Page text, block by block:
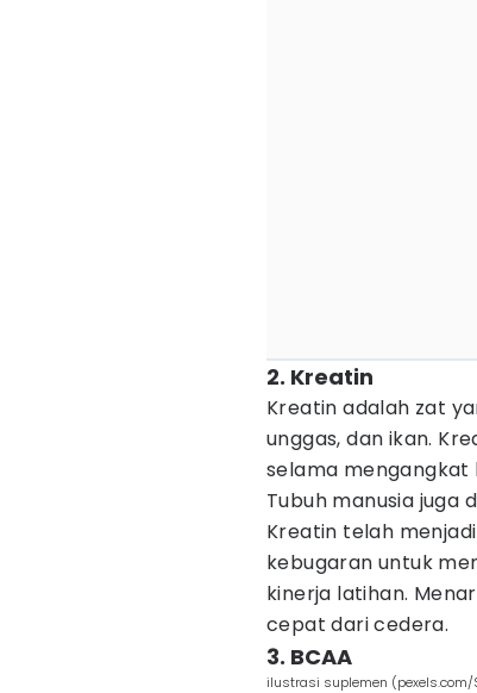
2. Kreatin
Kreatin adalah zat
unggas, dan ikan.
selama
Tubuh manusia juga
Kreatin telah
kebugaran untuk
kinerja latihan.
cepat dari cedera.
3. BCAA
ilustrasi suplemen